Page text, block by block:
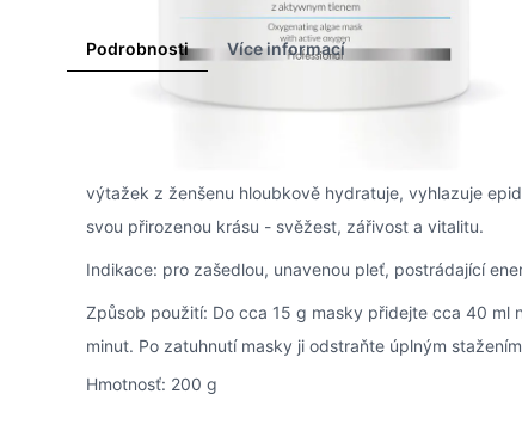
Podrobnosti Více informací
Maska obsahuje inovativní kombinaci intenzivně
buněčné energie potřebné pro normální
výtažek z ženšenu hloubkově hydratuje, vyhlazuje
svou přirozenou krásu - svěžest, zářivost a vitalitu.
Indikace: pro zašedlou, unavenou pleť, postrádající
Způsob použití: Do cca 15 g masky přidejte cca 40 ml
minut. Po zatuhnutí masky ji odstraňte úplným
Hmotnosť: 200 g